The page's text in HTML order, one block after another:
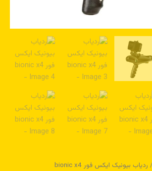
/ ردیاب بیونیک ایکس فور bionic x4